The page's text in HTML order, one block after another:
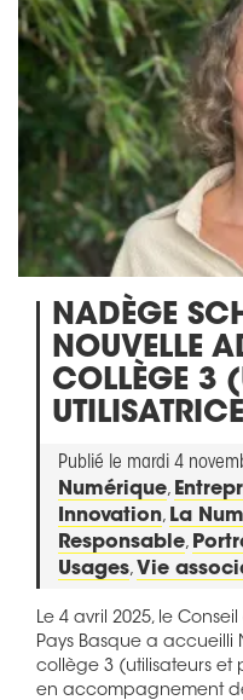
NADÈGE
NOUVELLE
COLLÈGE 3
Publié le mardi 4
Numérique,
Innovation, La Num
Responsable,
Usages, Vie
Le 4 avril 2025, le
Pays Basque a accueilli
collège 3 (utilisateurs et
en accompagnement